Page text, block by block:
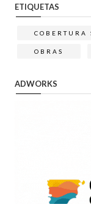
ETIQUETAS
COBERTURA
OBRAS
ADWORKS